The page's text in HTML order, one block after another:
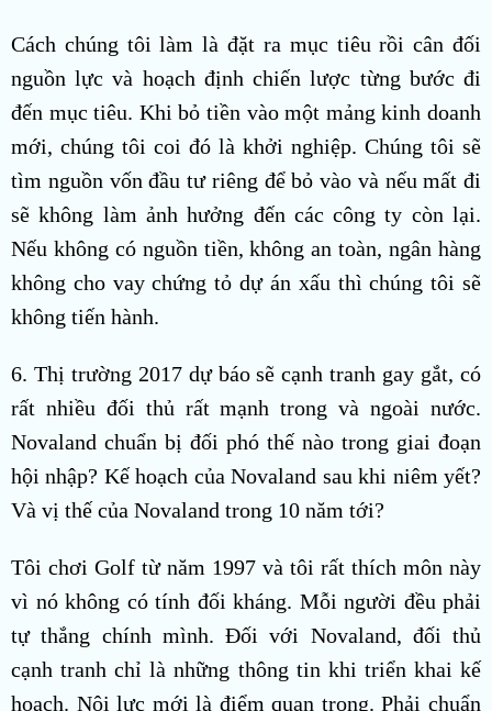
Cách chúng tôi làm là đặt ra mục tiêu rồi cân đối
nguồn lực và hoạch định chiến lược từng bước đi
đến mục tiêu. Khi bỏ tiền vào một mảng kinh doanh
mới, chúng tôi coi đó là khởi nghiệp. Chúng tôi sẽ
tìm nguồn vốn đầu tư riêng để bỏ vào và nếu mất đi
sẽ không làm ảnh hưởng đến các công ty còn lại.
Nếu không có nguồn tiền, không an toàn, ngân hàng
không cho vay chứng tỏ dự án xấu thì chúng tôi sẽ
không tiến hành.
6. Thị trường 2017 dự báo sẽ cạnh tranh gay gắt, có
rất nhiều đối thủ rất mạnh trong và ngoài nước.
Novaland chuẩn bị đối phó thế nào trong giai đoạn
hội nhập? Kế hoạch của Novaland sau khi niêm yết?
Và vị thế của Novaland trong 10 năm tới?
Tôi chơi Golf từ năm 1997 và tôi rất thích môn này
vì nó không có tính đối kháng. Mỗi người đều phải
tự thắng chính mình. Đối với Novaland, đối thủ
cạnh tranh chỉ là những thông tin khi triển khai kế
hoạch. Nội lực mới là điểm quan trọng. Phải chuẩn